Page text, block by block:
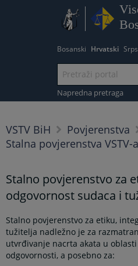
Bosanski Hrvatski
Napredna pretraga
VSTV BiH
Povjerenstva
Stalna povjerenstva VSTV-
Stalno povjerenstvo za
odgovornost sudaca i
Stalno povjerenstvo za etiku,
tužitelja nadležno je za
utvrđivanje nacrta akata u
odgovornosti, a posebno za: